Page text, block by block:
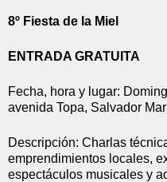
8º Fiesta de la Miel
ENTRADA GRATUITA
Fecha, hora y lugar:
avenida Topa, Salvador
Descripción: Charlas
emprendimientos locales,
espectáculos musicales y